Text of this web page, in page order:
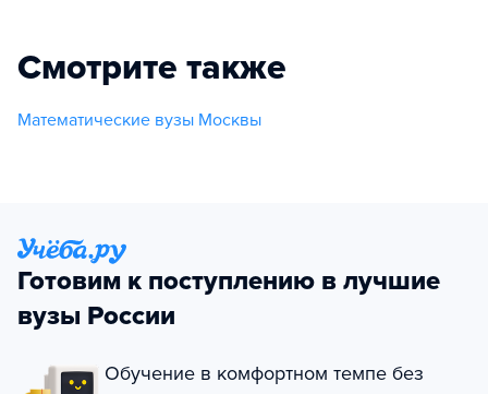
Смотрите также
Математические вузы Москвы
Готовим к поступлению в лучшие
вузы России
Обучение в комфортном темпе без